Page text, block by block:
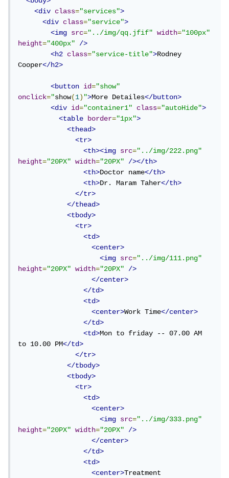
<div
class="services">
<div
class="service">
<img
src="../img/qq.jfif" width="100px"
height="400px"
/>
<h2
class="service-title">Rodney
Cooper</h2>
<button id="show"
onclick="show(1)">More Detailes</button>
<div
id="container1" class="autoHide">
<table
border="1px">
<thead>
<tr>
<th><img
src="../img/222.png"
height="20PX" width="20PX"
/></th>
<th>Doctor name</th>
<th>Dr. Maram Taher</th>
</tr>
</thead>
<tbody>
<tr>
<td>
<center>
<img
src="../img/111.png"
height="20PX" width="20PX"
/>
</center>
</td>
<td>
<center>Work Time</center>
</td>
<td>Mon to friday -- 07.00 AM
to 10.00 PM</td>
</tr>
</tbody>
<tbody>
<tr>
<td>
<center>
<img
src="../img/333.png"
height="20PX" width="20PX"
/>
</center>
</td>
<td>
<center>Treatment